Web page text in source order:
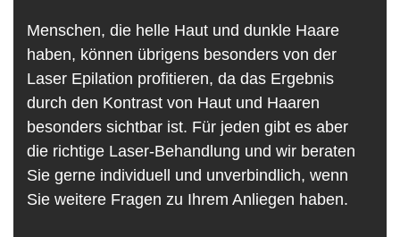
Menschen, die helle Haut und dunkle Haare
haben, können übrigens besonders von der
Laser Epilation profitieren, da das Ergebnis
durch den Kontrast von Haut und Haaren
besonders sichtbar ist. Für jeden gibt es aber
die richtige Laser-Behandlung und wir beraten
Sie gerne individuell und unverbindlich, wenn
Sie weitere Fragen zu Ihrem Anliegen haben.